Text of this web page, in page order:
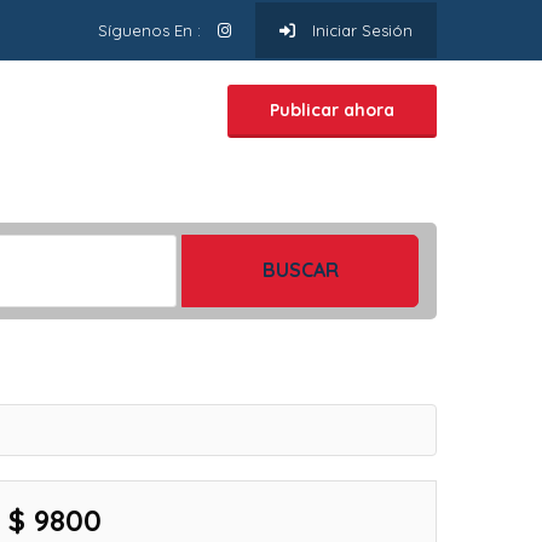
Iniciar Sesión
Síguenos En :
Publicar ahora
BUSCAR
$ 9800